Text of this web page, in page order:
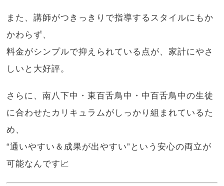
また、講師がつきっきりで指導するスタイルにもか
かわらず、
料金がシンプルで抑えられている点が、家計にやさ
しいと大好評。
さらに、南八下中・東百舌鳥中・中百舌鳥中の生徒
に合わせたカリキュラムがしっかり組まれているた
め、
“通いやすい＆成果が出やすい”という安心の両立が
可能なんです📈